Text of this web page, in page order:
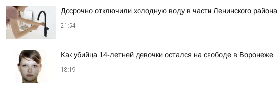
Досрочно отключили холодную воду в части Ленинского
21:54
Как убийца 14-летней девочки остался на свободе в Воронеже
18:19